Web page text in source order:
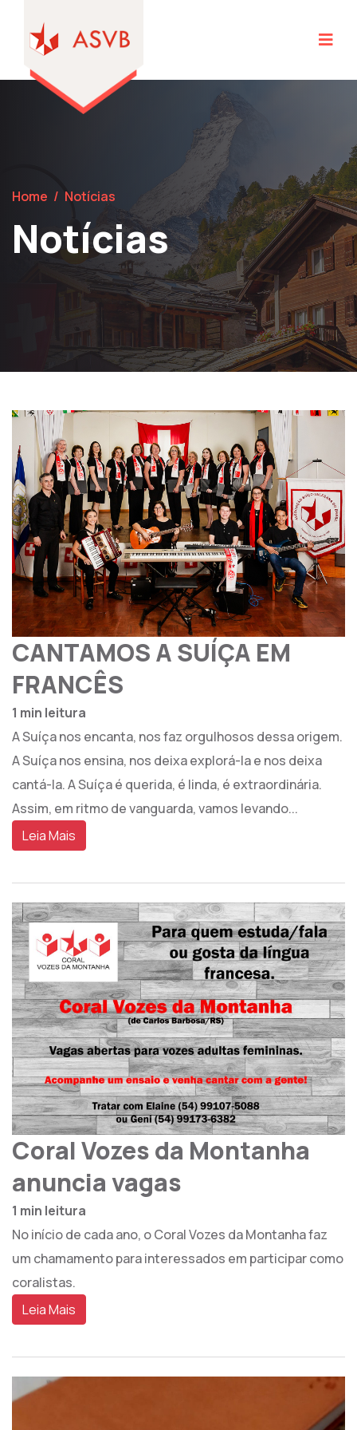
Home / Notícias
Notícias
CANTAMOS A SUÍÇA EM
FRANCÊS
1 min leitura
A Suíça nos encanta, nos faz orgulhosos dessa origem.
A Suíça nos ensina, nos deixa explorá-la e nos deixa
cantá-la. A Suíça é querida, é linda, é extraordinária.
Assim, em ritmo de vanguarda, vamos levando...
Leia Mais
Coral Vozes da Montanha
anuncia vagas
1 min leitura
No início de cada ano, o Coral Vozes da Montanha faz
um chamamento para interessados em participar como
coralistas.
Leia Mais